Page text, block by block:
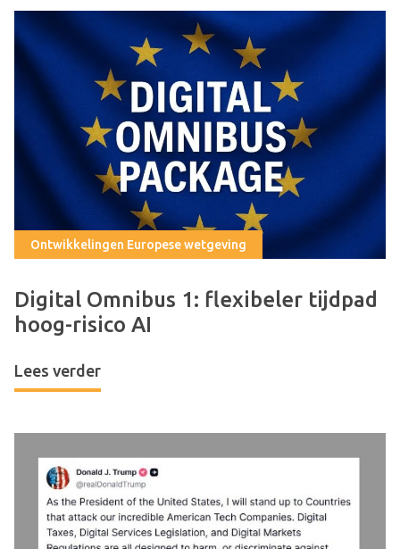
Ontwikkelingen Europese wetgeving
Digital Omnibus 1: flexibeler tijdpad
hoog-risico AI
Lees verder